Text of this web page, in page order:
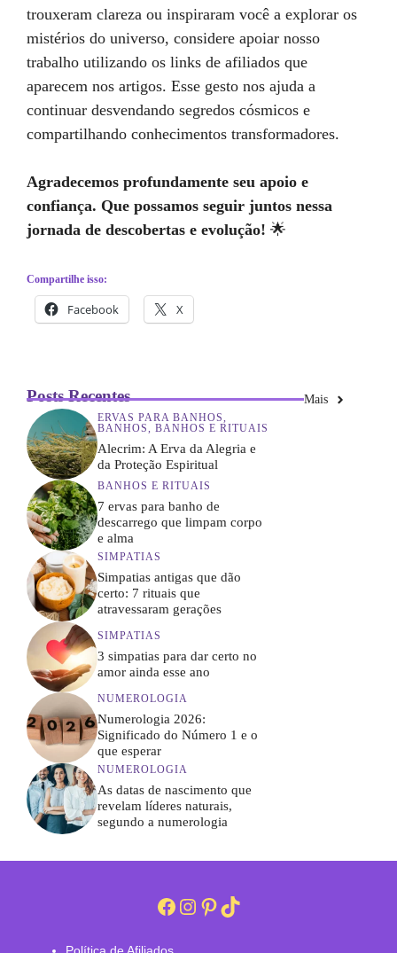
trouxeram clareza ou inspiraram você a explorar os
mistérios do universo, considere apoiar nosso
trabalho utilizando os links de afiliados que
aparecem nos artigos. Esse gesto nos ajuda a
continuar desvendando segredos cósmicos e
compartilhando conhecimentos transformadores.
Agradecemos profundamente seu apoio e
confiança. Que possamos seguir juntos nessa
jornada de descobertas e evolução! 🌟
Compartilhe isso:
Facebook X
Posts Recentes Mais
ERVAS PARA BANHOS
BANHOS
BANHOS E RITUAIS
Alecrim: A Erva da Alegria e
da Proteção Espiritual
BANHOS E RITUAIS
7 ervas para banho de
descarrego que limpam corpo
e alma
SIMPATIAS
Simpatias antigas que dão
certo: 7 rituais que
atravessaram gerações
SIMPATIAS
3 simpatias para dar certo no
amor ainda esse ano
NUMEROLOGIA
Numerologia 2026:
Significado do Número 1 e o
que esperar
NUMEROLOGIA
As datas de nascimento que
revelam líderes naturais,
segundo a numerologia
Facebook
Instagram
Pinterest
TikTok